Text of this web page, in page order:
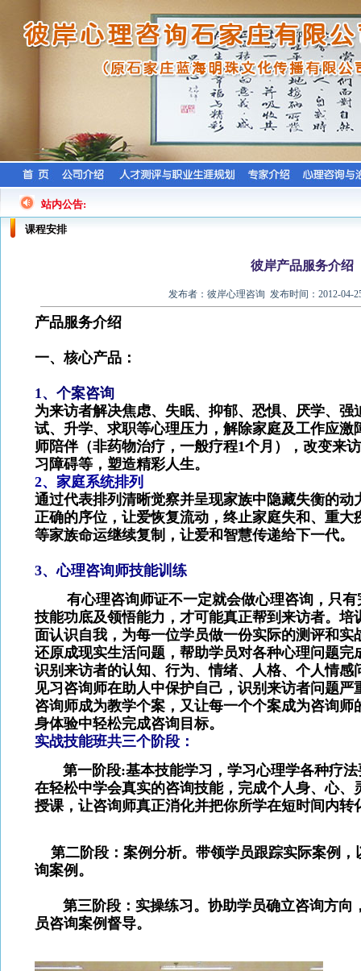
站内公告:
课程安排
彼岸产品服务介绍
发布者：彼岸心理咨询 发布时间：2012-04-
产品服务介绍
一、核心产品：
1、个案咨询
为来访者解决焦虑、失眠、抑郁、恐惧、厌学、
试、升学、求职等心理压力，解除家庭及工作应
师陪伴（非药物治疗，一般疗程1个月），改变来
习障碍等，塑造精彩人生。
2、家庭系统排列
通过代表排列清晰觉察并呈现家族中隐藏失衡的
正确的序位，让爱恢复流动，终止家庭失和、重
等家族命运继续复制，让爱和智慧传递给下一代。
3、心理咨询师技能训练
有心理咨询师证不一定就会做心理咨询，只有
技能功底及领悟能力，才可能真正帮到来访者。
面认识自我，为每一位学员做一份实际的测评和
还原成现实生活问题，帮助学员对各种心理问题
识别来访者的认知、行为、情绪、人格、个人情
见习咨询师在助人中保护自己，识别来访者问题
咨询师成为教学个案，又让每一个个案成为咨询
身体验中轻松完成咨询目标。
实战技能班共三个阶段：
第一阶段:基本技能学习，学习心理学各种疗法
在轻松中学会真实的咨询技能，完成个人身、心、
授课，让咨询师真正消化并把你所学在短时间内转
第二阶段：案例分析。带领学员跟踪实际案例，
询案例。
第三阶段：实操练习。协助学员确立咨询方向
员咨询案例督导。